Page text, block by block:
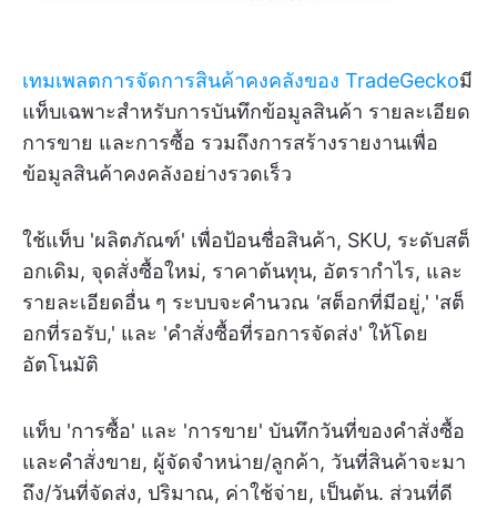
เทมเพลตการจัดการสินค้าคงคลังของ TradeGeckoมี
แท็บเฉพาะสำหรับการบันทึกข้อมูลสินค้า รายละเอียด
การขาย และการซื้อ รวมถึงการสร้างรายงานเพื่อ
ข้อมูลสินค้าคงคลังอย่างรวดเร็ว
ใช้แท็บ 'ผลิตภัณฑ์' เพื่อป้อนชื่อสินค้า, SKU, ระดับสต็
อกเดิม, จุดสั่งซื้อใหม่, ราคาต้นทุน, อัตรากำไร, และ
รายละเอียดอื่น ๆ ระบบจะคำนวณ 'สต็อกที่มีอยู่,' 'สต็
อกที่รอรับ,' และ 'คำสั่งซื้อที่รอการจัดส่ง' ให้โดย
อัตโนมัติ
แท็บ 'การซื้อ' และ 'การขาย' บันทึกวันที่ของคำสั่งซื้อ
และคำสั่งขาย, ผู้จัดจำหน่าย/ลูกค้า, วันที่สินค้าจะมา
ถึง/วันที่จัดส่ง, ปริมาณ, ค่าใช้จ่าย, เป็นต้น. ส่วนที่ดี